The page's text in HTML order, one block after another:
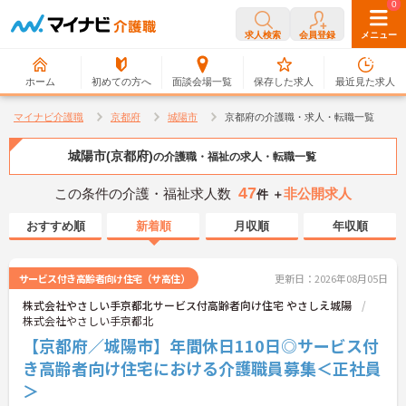
求人検索 会員登録 メニュー
ホーム 初めての方へ 面談会場一覧
0
保存した求人
0
最近見た求人
マイナビ介護職 京都府 城陽市 京都府の介護職・求人・転職一覧
城陽市(京都府)の介護職・福祉の求人・転職一覧
この条件の介護・福祉求人数 47件 ＋非公開求人
おすすめ順 新着順 月収順 年収順
サービス付き高齢者向け住宅（サ高住） 更新日：2026年08月05日
株式会社やさしい手京都北サービス付高齢者向け住宅 やさしえ城陽
株式会社やさしい手京都北
【京都府／城陽市】年間休日110日◎サービス付
き高齢者向け住宅における介護職員募集＜正社員
＞